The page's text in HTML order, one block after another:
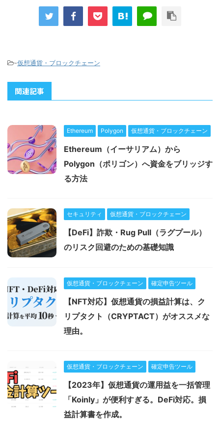
-仮想通貨・ブロックチェーン
関連記事
Ethereum Polygon 仮想通貨・ブロックチェーン
Ethereum（イーサリアム）から
Polygon（ポリゴン）へ資金をブリッジす
る方法
セキュリティ 仮想通貨・ブロックチェーン
【DeFi】詐欺・Rug Pull（ラグプール）
のリスク回避のための基礎知識
仮想通貨・ブロックチェーン 確定申告ツール
【NFT対応】仮想通貨の損益計算は、ク
リプタクト（CRYPTACT）がオススメな
理由。
仮想通貨・ブロックチェーン 確定申告ツール
【2023年】仮想通貨の運用益を一括管理
「Koinly」が便利すぎる。DeFi対応。損
益計算書を作成。